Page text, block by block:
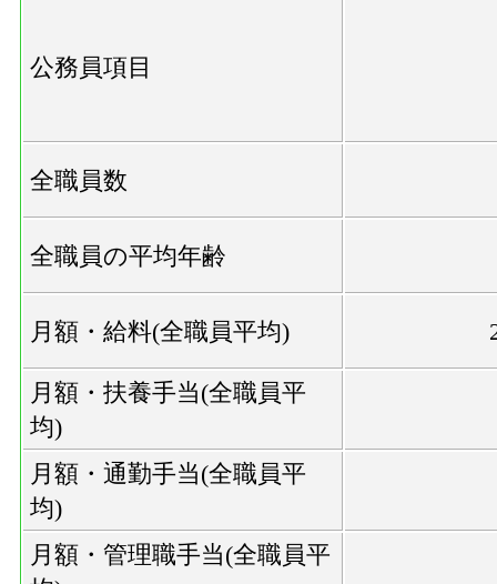
公務員項目
全職員数
全職員の平均年齢
月額・給料(全職員平均)
月額・扶養手当(全職員平
均)
月額・通勤手当(全職員平
均)
月額・管理職手当(全職員平